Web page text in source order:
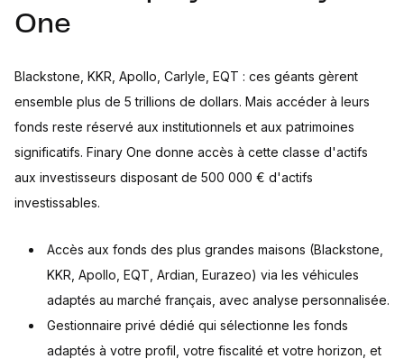
One
Blackstone, KKR, Apollo, Carlyle, EQT : ces géants gèrent
ensemble plus de 5 trillions de dollars. Mais accéder à leurs
fonds reste réservé aux institutionnels et aux patrimoines
significatifs. Finary One donne accès à cette classe d'actifs
aux investisseurs disposant de 500 000 € d'actifs
investissables.
Accès aux fonds des plus grandes maisons (Blackstone,
KKR, Apollo, EQT, Ardian, Eurazeo) via les véhicules
adaptés au marché français, avec analyse personnalisée.
Gestionnaire privé dédié qui sélectionne les fonds
adaptés à votre profil, votre fiscalité et votre horizon, et